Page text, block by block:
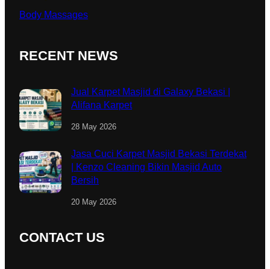
Body Massages
RECENT NEWS
Jual Karpet Masjid di Galaxy Bekasi |
Alifana Karpet
28 May 2026
Jasa Cuci Karpet Masjid Bekasi Terdekat
| Kenzo Cleaning Bikin Masjid Auto
Bersih
20 May 2026
CONTACT US